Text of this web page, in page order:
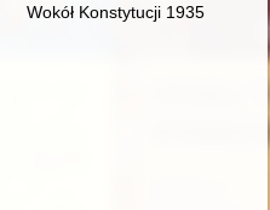
Wiżajny w 1939 r. jako
Wokół Konstytucji 1935 roku :